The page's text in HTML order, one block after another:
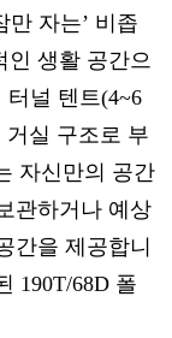
만 자는’ 비좁
인 생활 공간으
터널 텐트(4~6
거실 구조로 부
자신만의 공간
관하거나 예상
간을 제공합니
190T/68D 폴